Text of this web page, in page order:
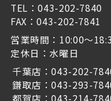
TEL：043-202-7840
FAX：043-202-7841
営業時間：10:00～
定休日：水曜日
千葉店：043-202-
鎌取店：043-293-
都賀店：043-214-